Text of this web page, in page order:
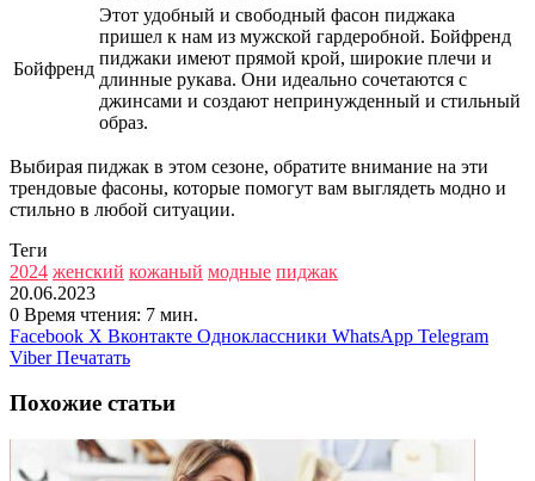
Бойфренд
Этот удобный и свободный фасон пиджака
пришел к нам из мужской гардеробной. Бойфренд
пиджаки имеют прямой крой, широкие плечи и
длинные рукава. Они идеально сочетаются с
джинсами и создают непринужденный и стильный
образ.
Выбирая пиджак в этом сезоне, обратите внимание на эти
трендовые фасоны, которые помогут вам выглядеть модно и
стильно в любой ситуации.
Теги
2024 женский кожаный модные пиджак
20.06.2023
0 Время чтения: 7 мин.
Facebook X Вконтакте Одноклассники WhatsApp Telegram
Viber Печатать
Похожие статьи